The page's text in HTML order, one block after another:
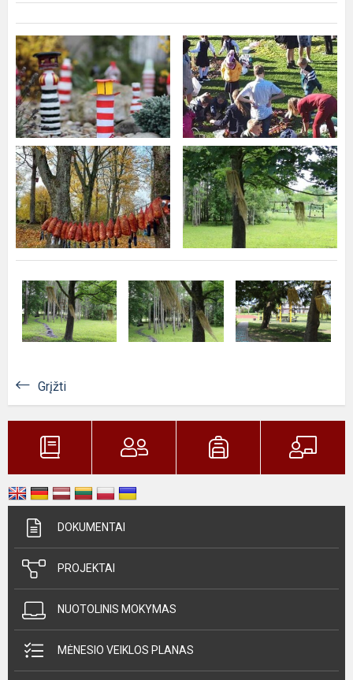
Grįžti
DOKUMENTAI
PROJEKTAI
NUOTOLINIS MOKYMAS
MĖNESIO VEIKLOS PLANAS